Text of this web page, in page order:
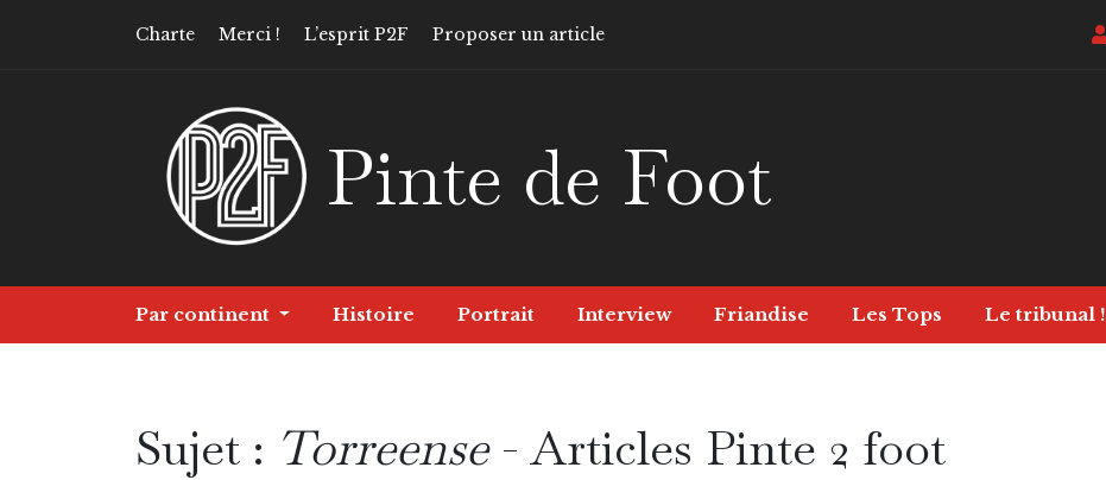
Charte Merci ! L’esprit P2F Proposer un article
Pinte de Foot
Par continent Histoire Portrait Interview Friandise Les Tops Le tribunal !
Sujet : Torreense- Articles Pinte 2 foot